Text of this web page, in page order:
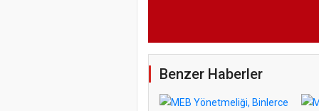
Benzer Haberler